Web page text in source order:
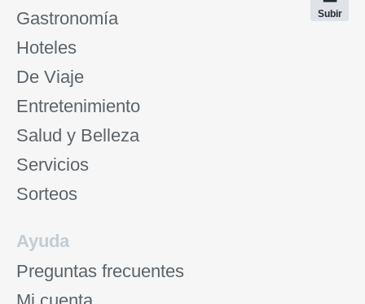
Gastronomía
Hoteles
De Viaje
Entretenimiento
Salud y Belleza
Servicios
Sorteos
Subir
Ayuda
Preguntas frecuentes